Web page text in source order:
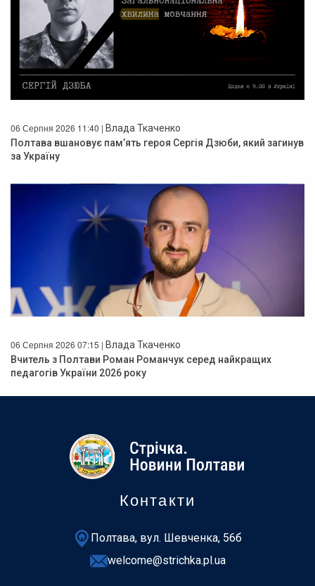
06 Серпня 2026 11:40 | Влада Ткаченко
Полтава вшановує пам’ять героя Сергія Дзюби, який загинув
за Україну
06 Серпня 2026 07:15 | Влада Ткаченко
Вчитель з Полтави Роман Романчук серед найкращих
педагогів України 2026 року
Контакти
Полтава, вул. Шевченка, 56б
welcome@strichka.pl.ua